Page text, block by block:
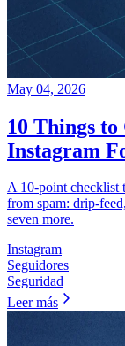
May 04, 2026
10 Things
Instagram
A 10-point checklist
from spam: drip-
seven more.
Instagram
Seguidores
Seguridad
Leer más